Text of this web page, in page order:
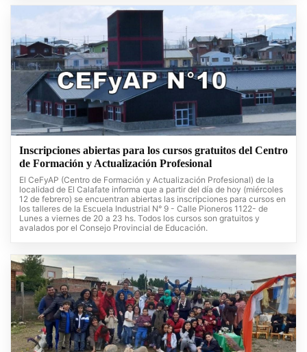
Inscripciones abiertas para los cursos gratuitos del Centro
de Formación y Actualización Profesional
El CeFyAP (Centro de Formación y Actualización Profesional) de la
localidad de El Calafate informa que a partir del día de hoy (miércoles
12 de febrero) se encuentran abiertas las inscripciones para cursos en
los talleres de la Escuela Industrial N° 9 - Calle Pioneros 1122- de
Lunes a viernes de 20 a 23 hs. Todos los cursos son gratuitos y
avalados por el Consejo Provincial de Educación.